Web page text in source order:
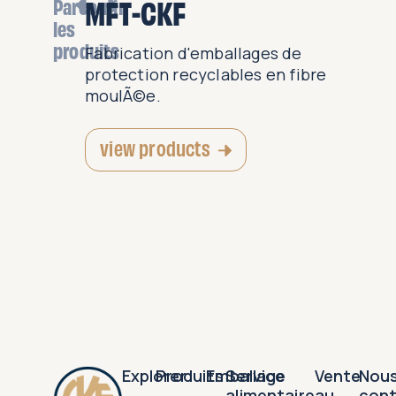
Parcourir
les
produits
et
MFT-CKF
Fabrication d'emballages de
protection recyclables en fibre
moulÃ©e.
view products
ExplorerProduitsEmballage
Service
Vente